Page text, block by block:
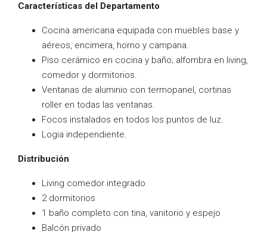
Características del Departamento
Cocina americana equipada con muebles base y
aéreos, encimera, horno y campana.
Piso cerámico en cocina y baño; alfombra en living,
comedor y dormitorios.
Ventanas de aluminio con termopanel, cortinas
roller en todas las ventanas.
Focos instalados en todos los puntos de luz.
Logia independiente.
Distribución
Living comedor integrado
2 dormitorios
1 baño completo con tina, vanitorio y espejo
Balcón privado